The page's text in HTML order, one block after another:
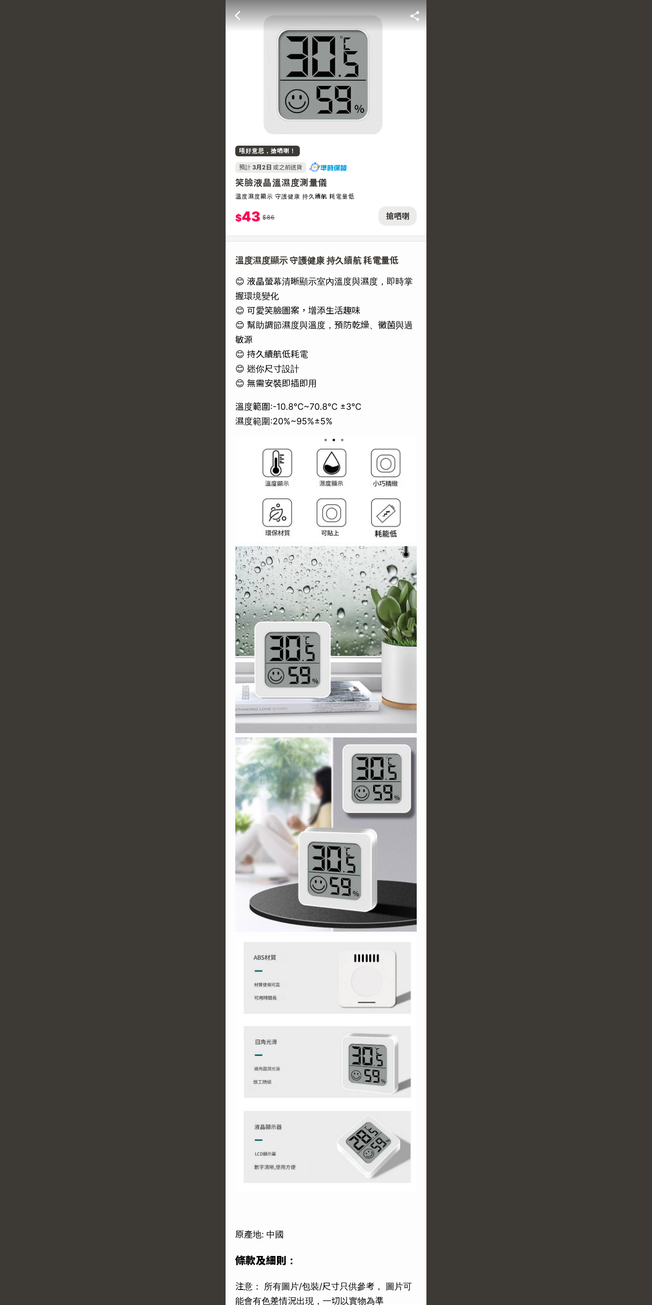
搶哂喇
唔好意思，搶哂喇！
預計 3月2日 或之前送貨
笑臉液晶溫濕度測量儀
溫度濕度顯示 守護健康 持久續航 耗電量低
$43 $86
溫度濕度顯示 守護健康 持久續航 耗電量低
😊 液晶螢幕清晰顯示室內溫度與濕度，即時掌
握環境變化
😊 可愛笑臉圖案，增添生活趣味
😊 幫助調節濕度與溫度，預防乾燥、黴菌與過
敏源
😊 持久續航低耗電
😊 迷你尺寸設計
😊 無需安裝即插即用
溫度範圍:-10.8℃~70.8℃ ±3℃
濕度範圍:20%~95%±5%
原產地: 中國
條款及細則：
注意： 所有圖片/包裝/尺寸只供參考， 圖片可
能會有色差情況出現，一切以實物為準